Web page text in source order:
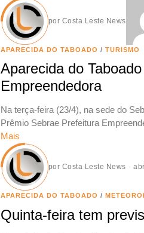
por Costa Leste News
APARECIDA DO TABOADO / TURISMO
Aparecida do
Empreendedora
Na terça-feira (23/4), na sede do
Prêmio Sebrae Prefeitura
Mais
por Costa Leste News
APARECIDA DO TABOADO /
Quinta-feira tem